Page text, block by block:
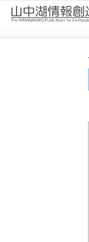
本文へ移動